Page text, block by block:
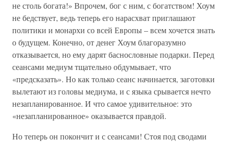
не столь богата!» Впрочем, бог с ним, с богатством! Хоум
не бедствует, ведь теперь его нарасхват приглашают
политики и монархи со всей Европы – всем хочется знать
о будущем. Конечно, от денег Хоум благоразумно
отказывается, но ему дарят баснословные подарки. Перед
сеансами медиум тщательно обдумывает, что
«предсказать». Но как только сеанс начинается, заготовки
вылетают из головы медиума, и с языка срывается нечто
незапланированное. И что самое удивительное: это
«незапланированное» оказывается правдой.
Но теперь он покончит и с сеансами! Стоя под сводами